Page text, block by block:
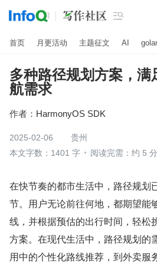

首页 月更活动 主题征文 AI
多种路径规划方案，满
航需求
作者： HarmonyOS SDK
2025-02-06
贵州
本文字数：1401 字
阅读完需：约 5
在快节奏的都市生活中，路径规划
节。用户无论前往何地，都期望能
线，并根据预估的出行时间，轻松
方案。在现代生活中，路径规划的
用中的个性化路线推荐，到外卖服